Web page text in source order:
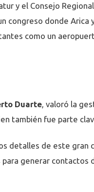
y el Consejo
congreso donde
como un
Duarte , valoró la
también fue parte
detalles de este
generar